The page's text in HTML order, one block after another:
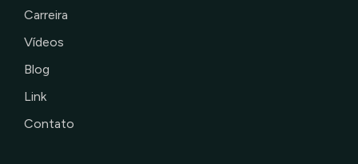
Carreira
Vídeos
Blog
Link
Contato